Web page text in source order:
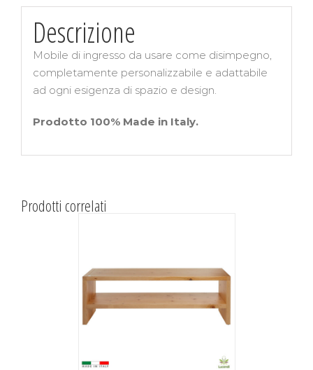
Descrizione
Mobile di ingresso da usare come disimpegno,
completamente personalizzabile e adattabile
ad ogni esigenza di spazio e design.
Prodotto 100% Made in Italy.
Prodotti correlati